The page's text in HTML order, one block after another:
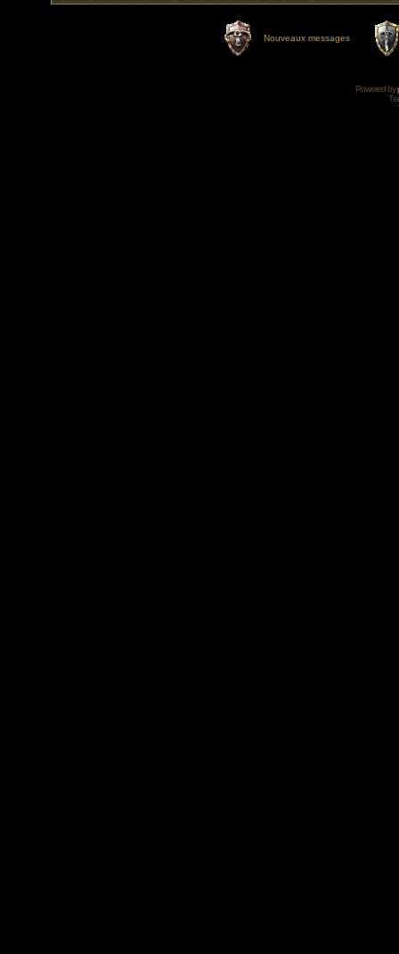
Nouveaux messages
Powered by